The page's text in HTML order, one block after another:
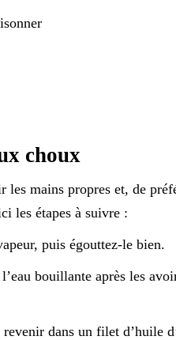
choux
les mains propres et, de
les étapes à suivre :
puis égouttez-le bien.
bouillante après les
dans un filet d’huile